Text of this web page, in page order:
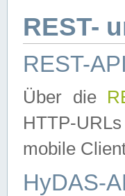
REST-
REST-API
Über die
HTTP-
mobile
HyDAS-